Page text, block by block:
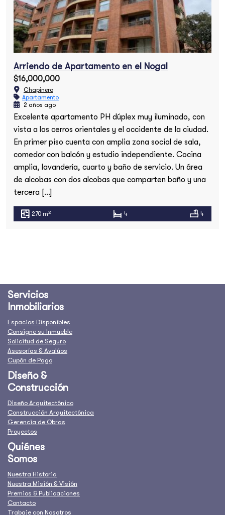
Arriendo de Apartamento en el Nogal
$16,000,000
Chapinero
Apartamento
2 años ago
Excelente apartamento PH dúplex muy iluminado, con
vista a los cerros orientales y el occidente de la ciudad.
En primer piso cuenta con amplia zona social de sala,
comedor con balcón y estudio independiente. Cocina
amplia, lavandería, cuarto y baño de servicio. Un área
de alcobas con dos alcobas que comparten baño y una
tercera […]
270 m2 4 4
Servicios
Inmobiliarios
Espacios Disponibles
Consigne su Inmueble
Solicitud de Seguro
Asesorías & Avalúos
Cupón de Pago
Diseño &
Construcción
Diseño Arquitectónico
Construcción Arquitectónica
Gerencia de Obras
Proyectos
Quiénes
Somos
Nuestra Historia
Nuestra Misión & Visión
Premios & Publicaciones
Contacto
Trabaje con Nosotros